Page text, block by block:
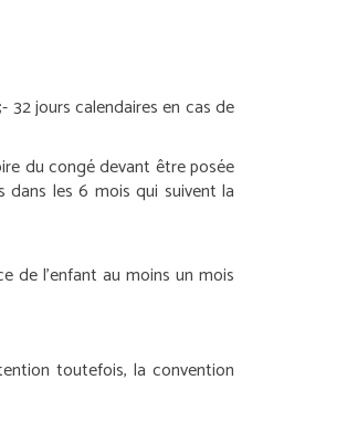
- 32 jours calendaires en cas de
du congé devant être posée
dans les 6 mois qui suivent la
de l’enfant au moins un mois
toutefois, la convention